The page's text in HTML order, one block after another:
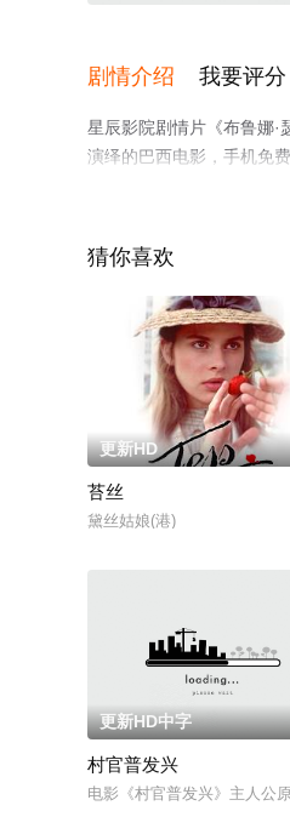
剧情介绍 我要评分
星辰影院剧情片《布鲁娜·
演绎的巴西电影，手机免
猜你喜欢
更新HD
苔丝
黛丝姑娘(港)
更新HD中字
村官普发兴
电影《村官普发兴》主人公